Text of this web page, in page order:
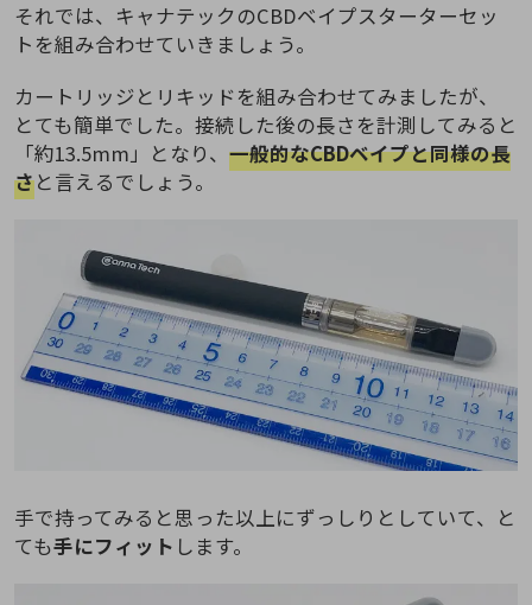
それでは、キャナテックのCBDベイプスターターセッ
トを組み合わせていきましょう。
カートリッジとリキッドを組み合わせてみましたが、
とても簡単でした。接続した後の長さを計測してみると
「約13.5mm」となり、 一般的なCBDベイプと同様の長
さと言えるでしょう。
手で持ってみると思った以上にずっしりとしていて、と
ても手にフィット します。